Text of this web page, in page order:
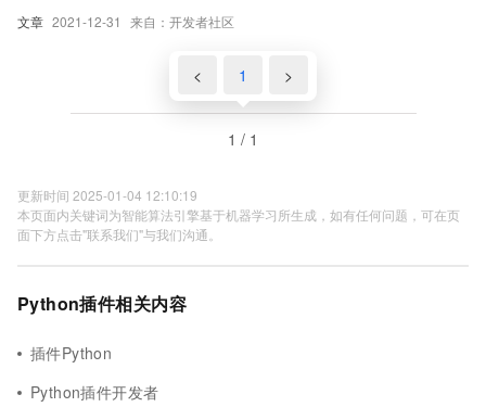
文章 2021-12-31 来自：开发者社区
< 1 >
1 / 1
更新时间 2025-01-04 12:10:19
本页面内关键词为智能算法引擎基于机器学习所生成，如有任何问题，可在页
面下方点击"联系我们"与我们沟通。
Python插件相关内容
插件Python
Python插件开发者